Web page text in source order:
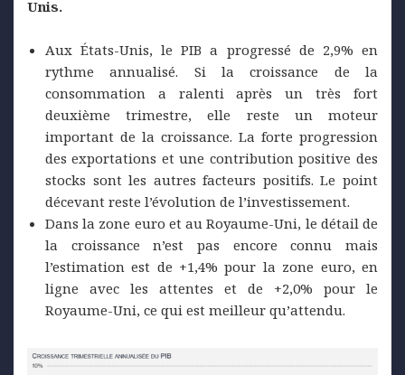
Unis.
Aux États-Unis, le PIB a progressé de 2,9% en
rythme annualisé. Si la croissance de la
consommation a ralenti après un très fort
deuxième trimestre, elle reste un moteur
important de la croissance. La forte progression
des exportations et une contribution positive des
stocks sont les autres facteurs positifs. Le point
décevant reste l’évolution de l’investissement.
Dans la zone euro et au Royaume-Uni, le détail de
la croissance n’est pas encore connu mais
l’estimation est de +1,4% pour la zone euro, en
ligne avec les attentes et de +2,0% pour le
Royaume-Uni, ce qui est meilleur qu’attendu.